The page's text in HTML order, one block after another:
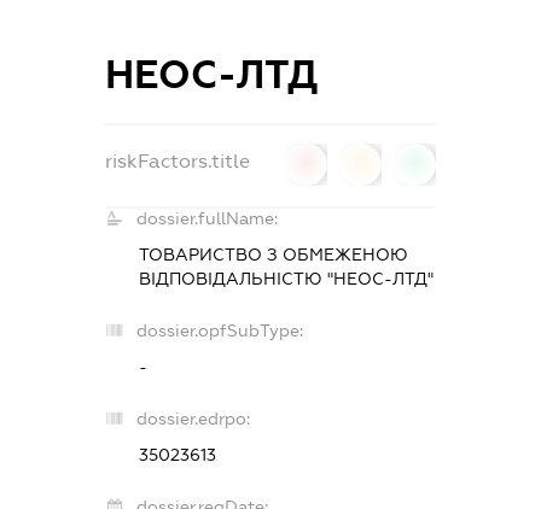
НЕОС-ЛТД
riskFactors.title
dossier.fullName:
ТОВАРИСТВО З ОБМЕЖЕНОЮ
ВІДПОВІДАЛЬНІСТЮ "НЕОС-ЛТД"
dossier.opfSubType:
-
dossier.edrpo:
35023613